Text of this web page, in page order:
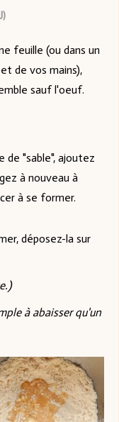
feuille (ou dans un
de vos mains),
sauf l'oeuf.
"sable", ajoutez
à nouveau à
à se former.
déposez-la sur
à abaisser qu'un